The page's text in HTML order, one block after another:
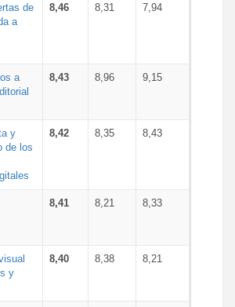
de
a
8,46 8,31 7,94
a
8,43 8,96 9,15
y
de los
8,42 8,35 8,43
8,41 8,21 8,33
y
8,40 8,38 8,21